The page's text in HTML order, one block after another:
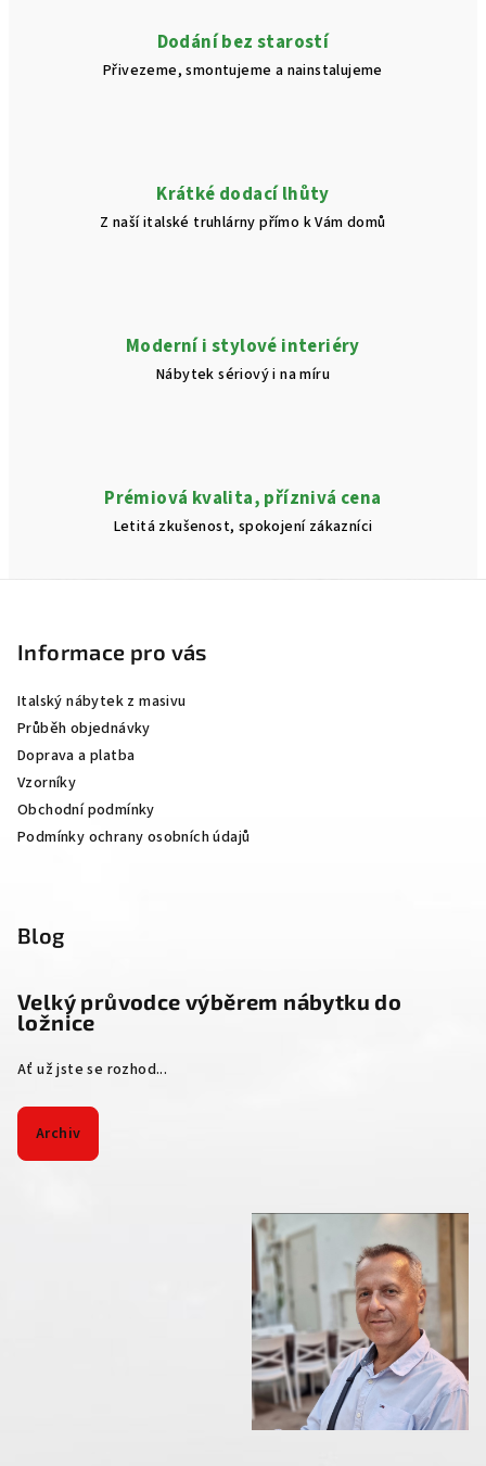
k
y
s
u
Dodání bez starostí
Přivezeme, smontujeme a nainstalujeme
Krátké dodací lhůty
Z naší italské truhlárny přímo k Vám domů
Moderní i stylové interiéry
Nábytek sériový i na míru
Prémiová kvalita, příznivá cena
Letitá zkušenost, spokojení zákazníci
Informace pro vás
Italský nábytek z masivu
Průběh objednávky
Doprava a platba
Vzorníky
Obchodní podmínky
Podmínky ochrany osobních údajů
Blog
Velký průvodce výběrem nábytku do
ložnice
Ať už jste se rozhod...
Archiv